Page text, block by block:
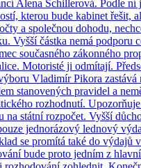
Alena Schillerová. Podle ní
kterou bude kabinet řešit,
a společnou dohodu,
Vyšší částka nemá podporu
současného zákonného
Motoristé ji odmítají.
Vladimír Pikora zastává
stanovených pravidel a
rozhodnutí.
na státní rozpočet. Vyšší
jednorázový lednový
se promítá také do výdajů
bude proto jedním z